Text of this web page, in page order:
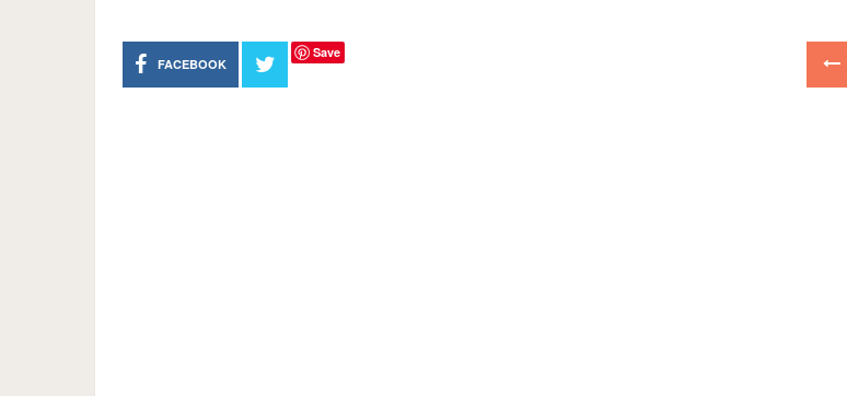
FACEBOOK
Save